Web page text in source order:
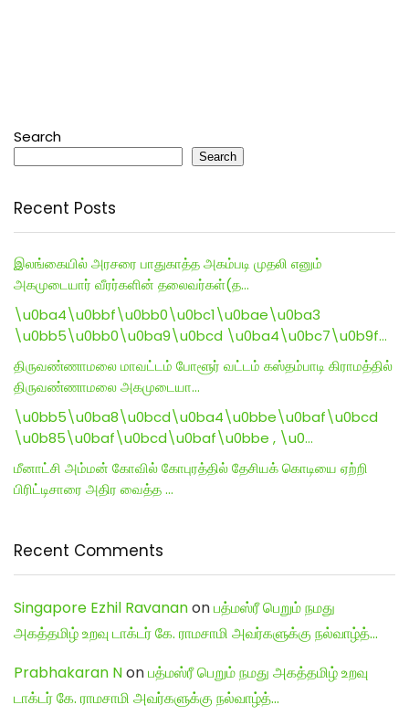
Search
Search
Recent Posts
இலங்கையில் அரசரை பாதுகாத்த அகம்படி முதலி எனும்
அகமுடையார் வீரர்களின் தலைவர்கள்(த…
\u0ba4\u0bbf\u0bb0\u0bc1\u0bae\u0ba3
\u0bb5\u0bb0\u0ba9\u0bcd \u0ba4\u0bc7\u0b9f…
திருவண்ணாமலை மாவட்டம் போளூர் வட்டம் கஸ்தம்பாடி கிராமத்தில்
திருவண்ணாமலை அகமுடையா…
\u0bb5\u0ba8\u0bcd\u0ba4\u0bbe\u0baf\u0bcd
\u0b85\u0baf\u0bcd\u0baf\u0bbe , \u0…
மீனாட்சி அம்மன் கோவில் கோபுரத்தில் தேசியக் கொடியை ஏற்றி
பிரிட்டிசாரை அதிர வைத்த …
Recent Comments
Singapore Ezhil Ravananonபத்மஸ்ரீ பெறும் நமது
அகத்தமிழ் உறவு டாக்டர் கே. ராமசாமி அவர்களுக்கு நல்வாழ்த்…
Prabhakaran Nonபத்மஸ்ரீ பெறும் நமது அகத்தமிழ் உறவு
டாக்டர் கே. ராமசாமி அவர்களுக்கு நல்வாழ்த்…